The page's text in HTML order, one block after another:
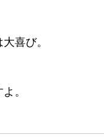
喜び。
。